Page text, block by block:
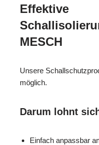
Effektive
MESCH
Unsere
möglich.
Darum lohnt
Einfach anpassbar